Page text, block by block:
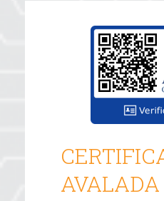
AVALADA